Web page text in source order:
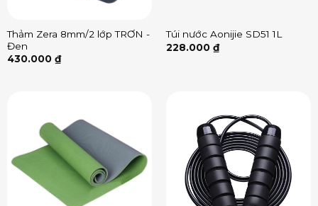
Thảm Zera 8mm/2 lớp TRƠN -
Đen
430.000 ₫
Túi nước Aonijie SD51 1L
228.000 ₫